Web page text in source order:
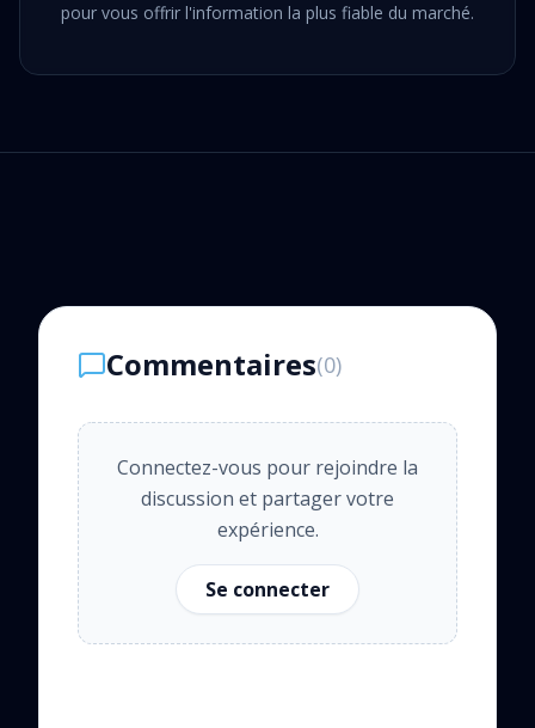
pour vous offrir l'information la plus fiable du marché.
Commentaires(0)
Connectez-vous pour rejoindre la
discussion et partager votre
expérience.
Se connecter